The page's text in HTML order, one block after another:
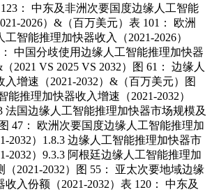
： 中东及非洲次要国度边缘人工智能
2026）&（百万美元）表 101： 欧洲
智能推理加快器收入（2021-2026）
中国分歧使用边缘人工智能推理加快器
2021 VS 2025 VS 2032）图 61： 边缘人
增速（2021-2032）&（百万美元）图
能推理加快器收入增速（2021-2032）
法国边缘人工智能推理加快器市场规模及
47： 欧洲次要国度边缘人工智能推理加
2032）1.8.3 边缘人工智能推理加快器市
2032）9.3.3 阿根廷边缘人工智能推理加
2021-2032）图 55： 亚太次要地域边缘
入份额（2021-2032）表 120： 中东及